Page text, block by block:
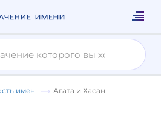
имен Агата и Хасан